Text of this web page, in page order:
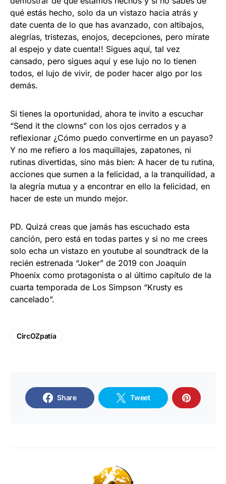
qué estás hecho, solo da un vistazo hacia atrás y
date cuenta de lo que has avanzado, con altibajos,
alegrías, tristezas, enojos, decepciones, pero mírate
al espejo y date cuenta!! Sigues aquí, tal vez
cansado, pero sigues aquí y ese lujo no lo tienen
todos, el lujo de vivir, de poder hacer algo por los
demás.
Si tienes la oportunidad, ahora te invito a escuchar
“Send it the clowns” con los ojos cerrados y a
reflexionar ¿Cómo puedo convertirme en un payaso?
Y no me refiero a los maquillajes, zapatones, ni
rutinas divertidas, sino más bien: A hacer de tu rutina,
acciones que sumen a la felicidad, a la tranquilidad, a
la alegría mutua y a encontrar en ello la felicidad, en
hacer de este un mundo mejor.
PD. Quizá creas que jamás has escuchado esta
canción, pero está en todas partes y si no me crees
solo echa un vistazo en youtube al soundtrack de la
recién estrenada “Joker” de 2019 con Joaquín
Phoenix como protagonista o al último capítulo de la
cuarta temporada de Los Simpson “Krusty es
cancelado”.
CircOZpatía
Share Tweet